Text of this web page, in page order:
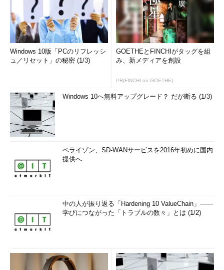
Windows 10版「PCのリフレッシ
ュ／リセット」の秘密 (1/3)
GOETHEとFINCHIがタッグを組
み、新メディアを創設
PR(FINCHI on GOETHE)
Windows 10へ無料アップグレード？ だが断る (1/3)
ベライゾン、SD-WANサービスを2016年初めに国内
提供へ
中の人が振り返る「Hardening 10 ValueChain」――
学びにつながった「トラブルの数々」とは (1/2)